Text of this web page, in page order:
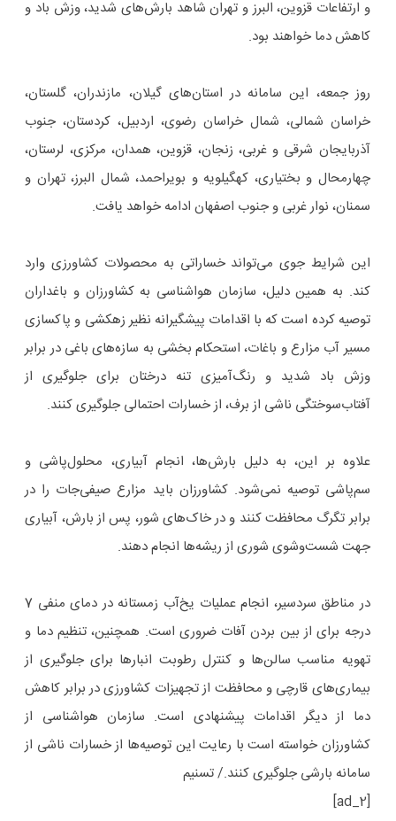
و ارتفاعات قزوین، البرز و تهران شاهد بارش‌های شدید، وزش باد و
کاهش دما خواهند بود.
روز جمعه، این سامانه در استان‌های گیلان، مازندران، گلستان،
خراسان شمالی، شمال خراسان رضوی، اردبیل، کردستان، جنوب
آذربایجان شرقی و غربی، زنجان، قزوین، همدان، مرکزی، لرستان،
چهارمحال و بختیاری، کهگیلویه و بویراحمد، شمال البرز، تهران و
سمنان، نوار غربی و جنوب اصفهان ادامه خواهد یافت.
این شرایط جوی می‌تواند خساراتی به محصولات کشاورزی وارد
کند. به همین دلیل، سازمان هواشناسی به کشاورزان و باغداران
توصیه کرده است که با اقدامات پیشگیرانه نظیر زهکشی و پاکسازی
مسیر آب مزارع و باغات، استحکام بخشی به سازه‌های باغی در برابر
وزش باد شدید و رنگ‌آمیزی تنه درختان برای جلوگیری از
آفتاب‌سوختگی ناشی از برف، از خسارات احتمالی جلوگیری کنند.
علاوه بر این، به دلیل بارش‌ها، انجام آبیاری، محلول‌پاشی و
سم‌پاشی توصیه نمی‌شود. کشاورزان باید مزارع صیفی‌جات را در
برابر تگرگ محافظت کنند و در خاک‌های شور، پس از بارش، آبیاری
جهت شست‌وشوی شوری از ریشه‌ها انجام دهند.
در مناطق سردسیر، انجام عملیات یخ‌آب زمستانه در دمای منفی 7
درجه برای از بین بردن آفات ضروری است. همچنین، تنظیم دما و
تهویه مناسب سالن‌ها و کنترل رطوبت انبارها برای جلوگیری از
بیماری‌های قارچی و محافظت از تجهیزات کشاورزی در برابر کاهش
دما از دیگر اقدامات پیشنهادی است. سازمان هواشناسی از
کشاورزان خواسته است با رعایت این توصیه‌ها از خسارات ناشی از
سامانه بارشی جلوگیری کنند./ تسنیم
[ad_2]